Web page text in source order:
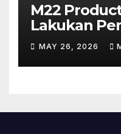
M22
Lakukan
Make Up
TKKR
MAY 26, 2026